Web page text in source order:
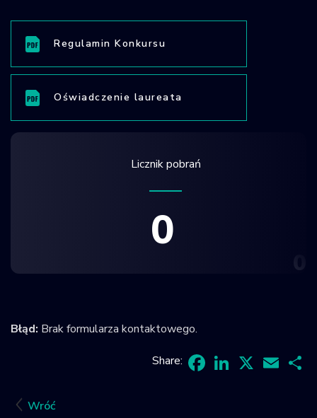
Wróć
Regulamin Konkursu
Oświadczenie laureata
Licznik pobrań
0
Błąd: Brak formularza kontaktowego.
Share: